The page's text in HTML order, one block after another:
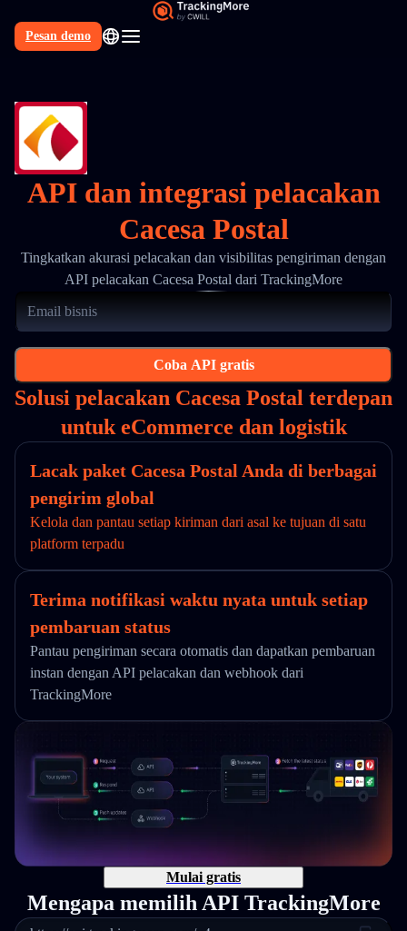
Pesan demo
API dan integrasi pelacakan
Cacesa Postal
Tingkatkan akurasi pelacakan dan visibilitas pengiriman dengan
API pelacakan Cacesa Postal dari TrackingMore
Coba API gratis
Solusi pelacakan Cacesa Postal terdepan
untuk eCommerce dan logistik
Lacak paket Cacesa Postal Anda di berbagai
pengirim global
Kelola dan pantau setiap kiriman dari asal ke tujuan di satu
platform terpadu
Terima notifikasi waktu nyata untuk setiap
pembaruan status
Pantau pengiriman secara otomatis dan dapatkan pembaruan
instan dengan API pelacakan dan webhook dari
TrackingMore
Mulai gratis
Mengapa memilih API TrackingMore